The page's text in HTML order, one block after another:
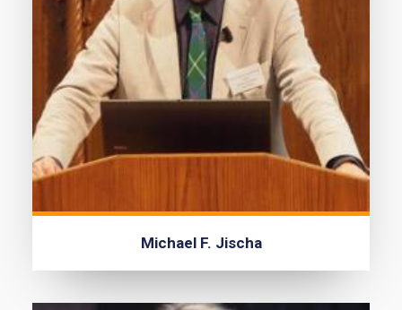
Michael F. Jischa